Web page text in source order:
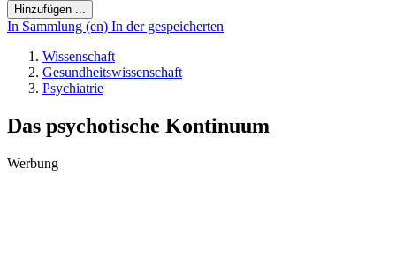
Hinzufügen ...
In Sammlung (en) In der gespeicherten
Wissenschaft
Gesundheitswissenschaft
Psychiatrie
Das psychotische Kontinuum
Werbung